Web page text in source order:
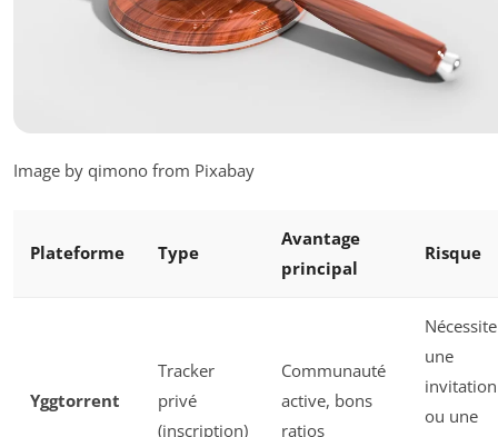
Image by qimono from Pixabay
Plateforme Type
Avantage
principal
Risque
Yggtorrent
Tracker
privé
(inscription)
Communauté
active, bons
ratios
Nécessite
une
invitation
ou une